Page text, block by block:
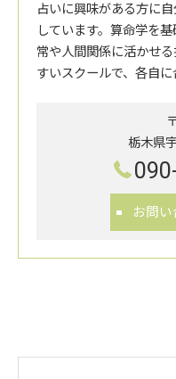
占いに興味がある方に
しています。算命学を
常や人間関係に活かせ
すいスクールで、各自に
栃木県
お問い